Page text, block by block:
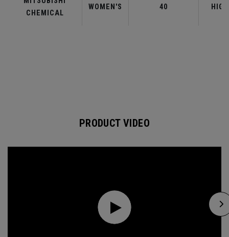
CHEMICAL
WOMEN'S 40 HIGH
PRODUCT VIDEO